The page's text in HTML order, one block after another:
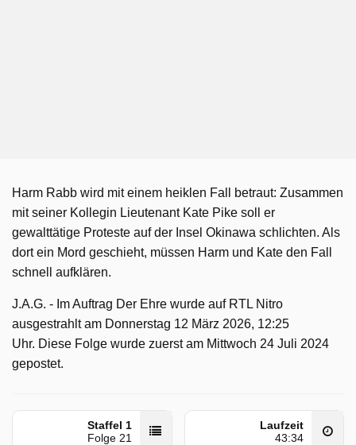
Harm Rabb wird mit einem heiklen Fall betraut: Zusammen
mit seiner Kollegin Lieutenant Kate Pike soll er
gewalttätige Proteste auf der Insel Okinawa schlichten. Als
dort ein Mord geschieht, müssen Harm und Kate den Fall
schnell aufklären.
J.A.G. - Im Auftrag Der Ehre wurde auf RTL Nitro
ausgestrahlt am Donnerstag 12 März 2026, 12:25
Uhr. Diese Folge wurde zuerst am Mittwoch 24 Juli 2024
gepostet.
Staffel 1
Folge 21
Laufzeit
43:34